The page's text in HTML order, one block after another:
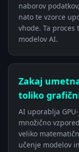
naborov
nato te vzorce
vhode. Ta
modelov AI.
Zakaj
toliko
AI uporablja
množično
veliko
učenje modelov